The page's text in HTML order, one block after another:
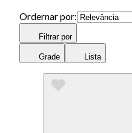
Ordernar por:
Filtrar por
Grade Lista